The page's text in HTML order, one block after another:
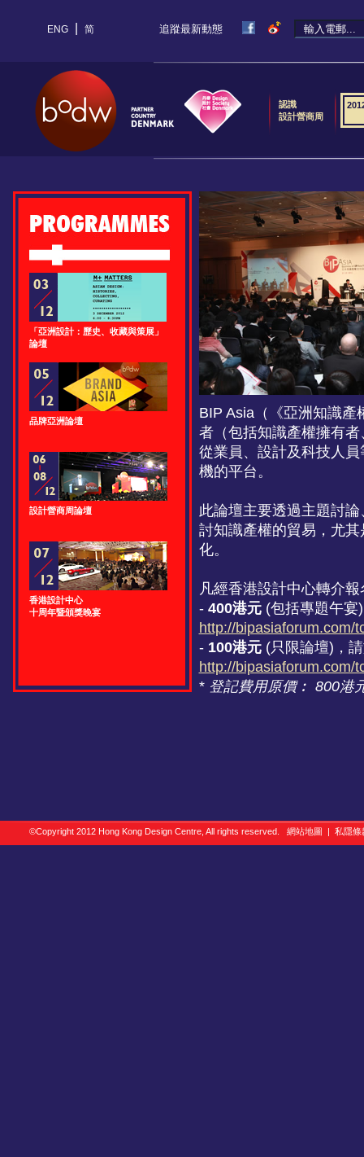
ENG| 简 追蹤最新動態
認識
設計營商周
「亞洲設計：歷史、收藏與策展」
論壇
品牌亞洲論壇
設計營商周論壇
香港設計中心
十周年暨頒獎晚宴
BIP Asia（《亞洲知識產
者（包括知識產權擁有
從業員、設計及科技人
機的平台。
此論壇主要透過主題討
討知識產權的貿易，尤
化。
凡經香港設計中心轉介
- 400港元(包括專題午宴
http://bipasiaforum.com/
- 100港元(只限論壇)，
http://bipasiaforum.com/
* 登記費用原價︰ 800港
©Copyright 2012 Hong Kong Design Centre, All rights reserved. 網站地圖 | 私隱條